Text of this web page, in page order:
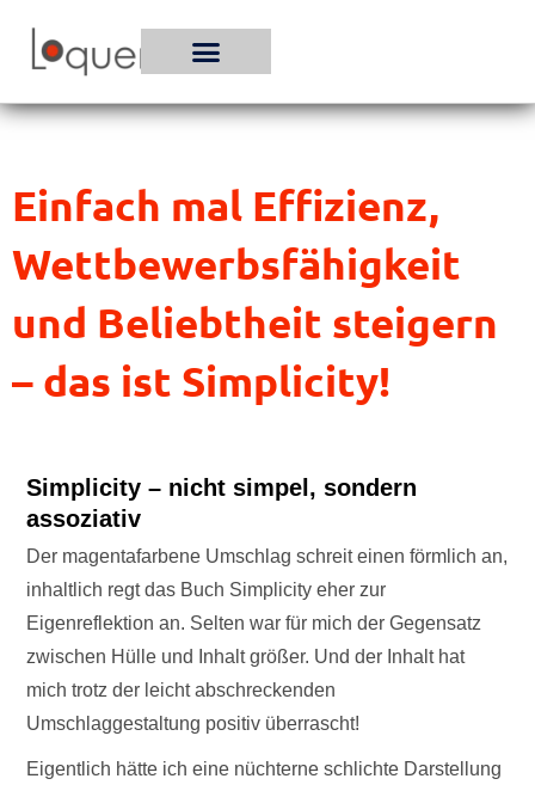
Inhalt
Einfach mal Effizienz,
Wettbewerbsfähigkeit
und Beliebtheit steigern
– das ist Simplicity!
Simplicity – nicht simpel, sondern
assoziativ
Der magentafarbene Umschlag schreit einen förmlich an,
inhaltlich regt das Buch Simplicity eher zur
Eigenreflektion an. Selten war für mich der Gegensatz
zwischen Hülle und Inhalt größer. Und der Inhalt hat
mich trotz der leicht abschreckenden
Umschlaggestaltung positiv überrascht!
Eigentlich hätte ich eine nüchterne schlichte Darstellung